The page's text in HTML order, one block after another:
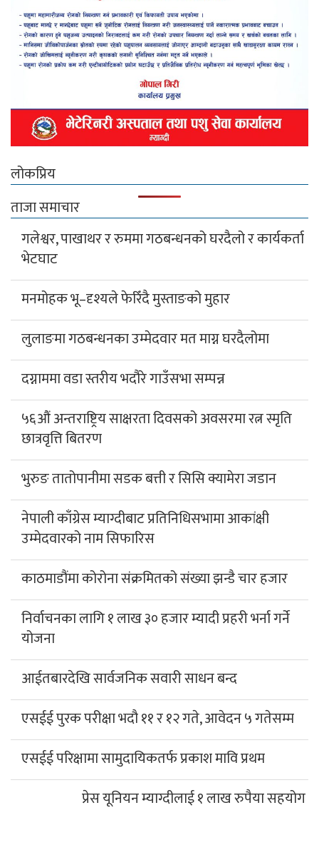
लोकप्रिय
ताजा समाचार
गलेश्वर, पाखाथर र रुममा गठबन्धनको घरदैलो र कार्यकर्ता
भेटघाट
मनमोहक भू–दृश्यले फेरिँदै मुस्ताङको मुहार
लुलाङमा गठबन्धनका उम्मेदवार मत माग्न घरदैलोमा
दग्नाममा वडा स्तरीय भदौरे गाउँसभा सम्पन्न
५६औं अन्तराष्ट्रिय साक्षरता दिवसको अवसरमा रत्न स्मृति
छात्रवृत्ति बितरण
भुरुङ तातोपानीमा सडक बत्ती र सिसि क्यामेरा जडान
नेपाली काँग्रेस म्याग्दीबाट प्रतिनिधिसभामा आकांक्षी
उम्मेदवारको नाम सिफारिस
काठमाडौंमा कोरोना संक्रमितको संख्या झन्डै चार हजार
निर्वाचनका लागि १ लाख ३० हजार म्यादी प्रहरी भर्ना गर्ने
योजना
आईतबारदेखि सार्वजनिक सवारी साधन बन्द
एसईई पुरक परीक्षा भदौ ११ र १२ गते, आवेदन ५ गतेसम्म
एसईई परिक्षामा सामुदायिकतर्फ प्रकाश मावि प्रथम
प्रेस यूनियन म्याग्दीलाई १ लाख रुपैया सहयोग